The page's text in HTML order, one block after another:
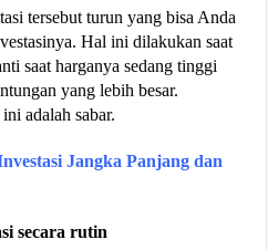
tersebut turun yang bisa Anda
Hal ini dilakukan saat
saat harganya sedang tinggi
yang lebih besar.
adalah sabar.
Jangka Panjang dan
secara rutin